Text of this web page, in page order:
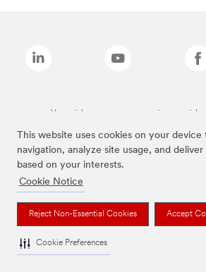
This website uses cookies on your device
navigation, analyze site usage, and
based on your interests.
Cookie Notice
Reject Non-Essential Cookies Accept
Cookie Preferences
Varumärken som anges ovan är